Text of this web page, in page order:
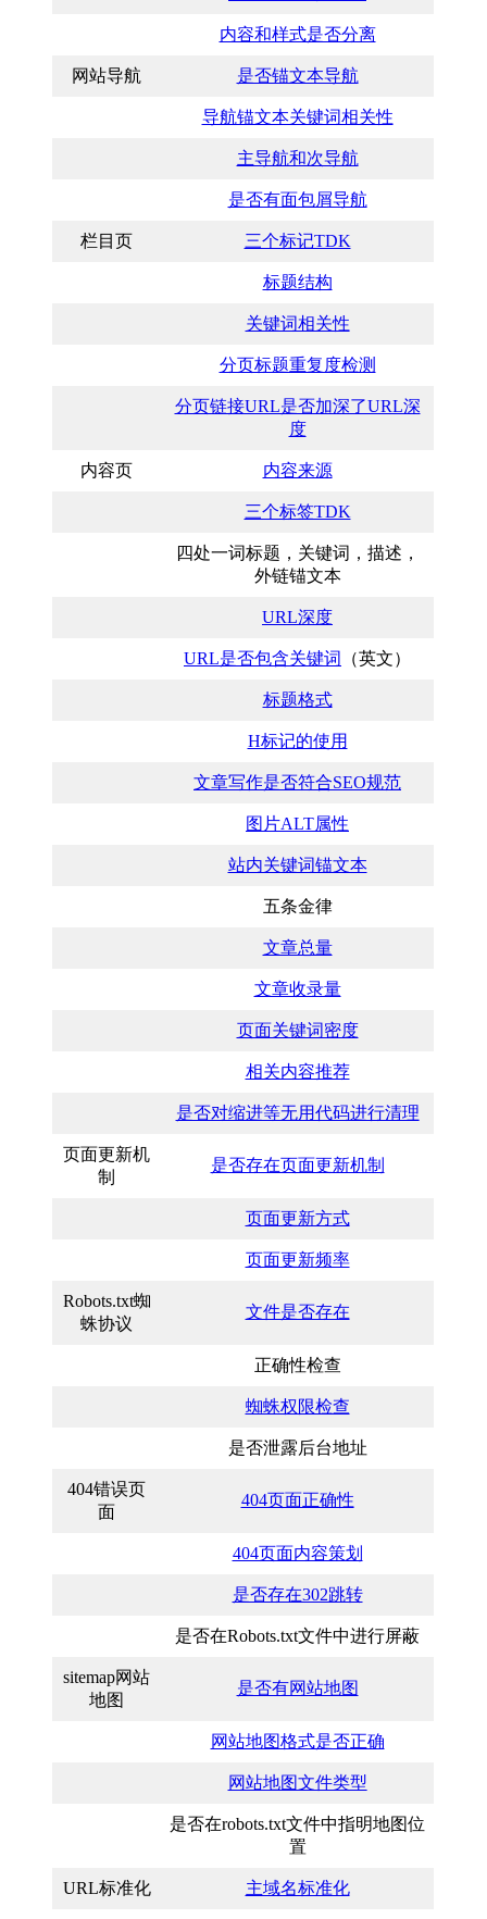
内容和样式是否分离
网站导航 是否锚文本导航
导航锚文本关键词相关性
主导航和次导航
是否有面包屑导航
栏目页 三个标记TDK
标题结构
关键词相关性
分页标题重复度检测
分页链接URL是否加深了URL深
度
内容页 内容来源
三个标签TDK
四处一词标题，关键词，描述，
外链锚文本
URL深度
URL是否包含关键词 （英文）
标题格式
H标记的使用
文章写作是否符合SEO规范
图片ALT属性
站内关键词锚文本
五条金律
文章总量
文章收录量
页面关键词密度
相关内容推荐
是否对缩进等无用代码进行清理
页面更新机
制
是否存在页面更新机制
页面更新方式
页面更新频率
Robots.txt蜘
蛛协议
文件是否存在
正确性检查
蜘蛛权限检查
是否泄露后台地址
404错误页
面
404页面正确性
404页面内容策划
是否存在302跳转
是否在Robots.txt文件中进行屏蔽
sitemap网站
地图
是否有网站地图
网站地图格式是否正确
网站地图文件类型
是否在robots.txt文件中指明地图位
置
URL标准化 主域名标准化